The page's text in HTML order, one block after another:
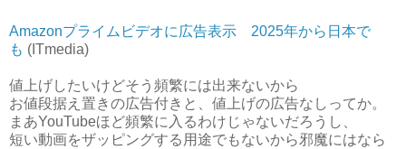
Amazonプライムビデオに広告表示 2025年から日本で
も (ITmedia)
値上げしたいけどそう頻繁には出来ないから
お値段据え置きの広告付きと、値上げの広告なしってか。
まあYouTubeほど頻繁に入るわけじゃないだろうし、
短い動画をザッピングする用途でもないから邪魔にはなら